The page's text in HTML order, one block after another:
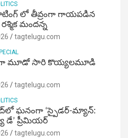
లో తీవ్రంగా గాయపడిన
మందన్న
tagtelugu.com
మూడో సారి కొయ్యలమూడి
tagtelugu.com
ఘనంగా ‘స్పైడర్-మ్యాన్:
డే’ ప్రీమియర్
tagtelugu.com